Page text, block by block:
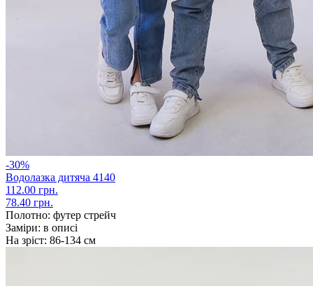
-30%
Водолазка дитяча 4140
112.00 грн.
78.40 грн.
Полотно: футер стрейч
Заміри: в описі
На зріст: 86-134 см